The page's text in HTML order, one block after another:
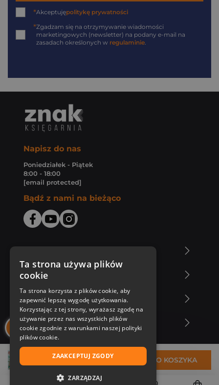
34,48 zł DO KOSZYKA
*Akceptujępolitykę prywatności
*Zgadzam się na otrzymywanie wiadomości
marketingowych (newsletter) na podany e-mail na
zasadach określonych w regulaminie
Napisz do nas
Poniedziałek - Piątek
8:00 - 18:00
[email protected]
Bądź z nami na bieżąco
Zakupy u nas
Nasza oferta
Nasi autorzy
Ta strona używa plików
cookie
Ta strona korzysta z plików cookie, aby
zapewnić lepszą wygodę użytkowania.
Korzystając z tej strony, wyrażasz zgodę na
używanie przez nas wszystkich plików
cookie zgodnie z warunkami naszej polityki
plików cookie.
ZAAKCEPTUJ ZGODY
ZARZĄDZAJ